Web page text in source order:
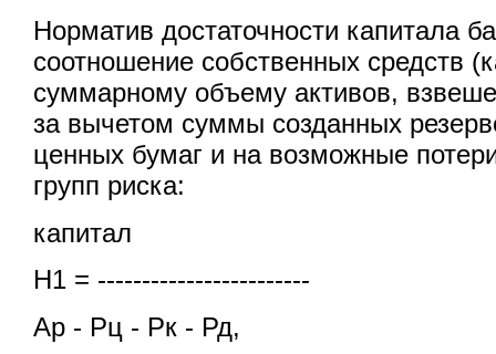
Норматив достаточности капитала
соотношение собственных средств
суммарному объему активов,
за вычетом суммы созданных
ценных бумаг и на возможные
групп риска:
капитал
Н1 = ------------------------
Ар - Рц - Рк - Рд,